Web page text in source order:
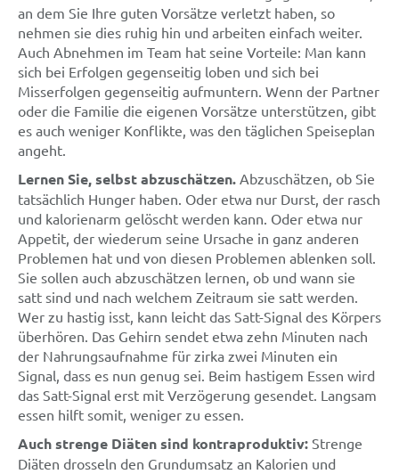
an dem Sie Ihre guten Vorsätze verletzt haben, so
nehmen sie dies ruhig hin und arbeiten einfach weiter.
Auch Abnehmen im Team hat seine Vorteile: Man kann
sich bei Erfolgen gegenseitig loben und sich bei
Misserfolgen gegenseitig aufmuntern. Wenn der Partner
oder die Familie die eigenen Vorsätze unterstützen, gibt
es auch weniger Konflikte, was den täglichen Speiseplan
angeht.
Lernen Sie, selbst abzuschätzen. Abzuschätzen, ob Sie
tatsächlich Hunger haben. Oder etwa nur Durst, der rasch
und kalorienarm gelöscht werden kann. Oder etwa nur
Appetit, der wiederum seine Ursache in ganz anderen
Problemen hat und von diesen Problemen ablenken soll.
Sie sollen auch abzuschätzen lernen, ob und wann sie
satt sind und nach welchem Zeitraum sie satt werden.
Wer zu hastig isst, kann leicht das Satt-Signal des Körpers
überhören. Das Gehirn sendet etwa zehn Minuten nach
der Nahrungsaufnahme für zirka zwei Minuten ein
Signal, dass es nun genug sei. Beim hastigem Essen wird
das Satt-Signal erst mit Verzögerung gesendet. Langsam
essen hilft somit, weniger zu essen.
Auch strenge Diäten sind kontraproduktiv: Strenge
Diäten drosseln den Grundumsatz an Kalorien und